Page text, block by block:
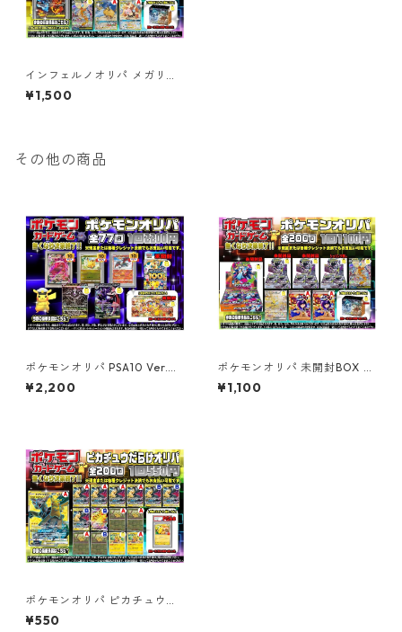
インフェルノオリパ メガリザ
ードンex Ver.【全500口】
¥1,500
その他の商品
ポケモンオリパ PSA10 Ver.
【全77口】
¥2,200
ポケモンオリパ 未開封BOX V
er. 【全200口】
¥1,100
ポケモンオリパ ピカチュウだ
らけ Ver. 【全200口】
¥550